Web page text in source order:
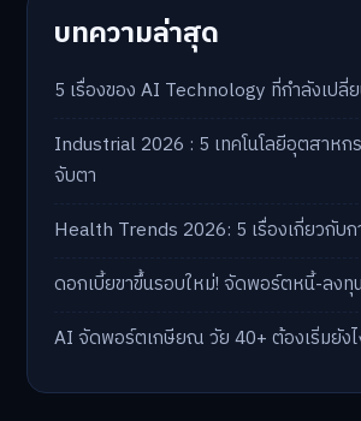
บทความล่าสุด
5 เรื่องของ AI Technology ที่กำลังเปลี่
Industrial 2026 : 5 เทคโนโลยีอุตสาหก
จับตา
Health Trends 2026: 5 เรื่องเกี่ยวกับ
ดอกเบี้ยขาขึ้นรอบใหม่! จัดพอร์ตหนี้-ลงทุ
AI จัดพอร์ตเกษียณ วัย 40+ ต้องเริ่มยัง